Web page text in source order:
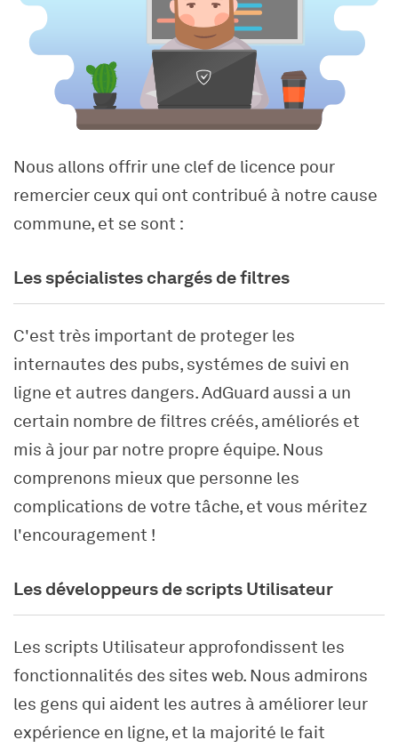
Nous allons offrir une clef de licence pour
remercier ceux qui ont contribué à notre cause
commune, et se sont :
Les spécialistes chargés de filtres
C'est très important de proteger les
internautes des pubs, systémes de suivi en
ligne et autres dangers. AdGuard aussi a un
certain nombre de filtres créés, améliorés et
mis à jour par notre propre équipe. Nous
comprenons mieux que personne les
complications de votre tâche, et vous méritez
l'encouragement !
Les développeurs de scripts Utilisateur
Les scripts Utilisateur approfondissent les
fonctionnalités des sites web. Nous admirons
les gens qui aident les autres à améliorer leur
expérience en ligne, et la majorité le fait